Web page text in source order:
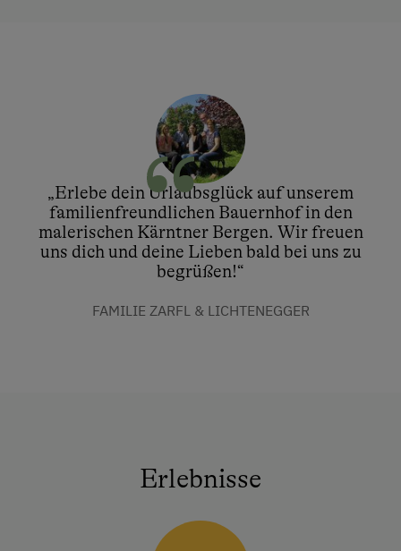
„Erlebe dein Urlaubsglück auf unserem
familienfreundlichen Bauernhof in den
malerischen Kärntner Bergen. Wir freuen
uns dich und deine Lieben bald bei uns zu
begrüßen!“
FAMILIE ZARFL & LICHTENEGGER
Erlebnisse